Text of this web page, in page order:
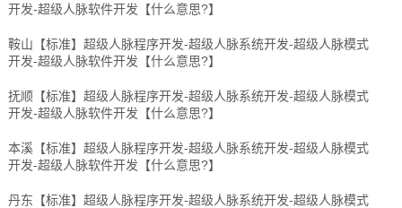
开发-超级人脉软件开发【什么意思?】
鞍山【标准】超级人脉程序开发-超级人脉系统开发-超级人脉模式
开发-超级人脉软件开发【什么意思?】
抚顺【标准】超级人脉程序开发-超级人脉系统开发-超级人脉模式
开发-超级人脉软件开发【什么意思?】
本溪【标准】超级人脉程序开发-超级人脉系统开发-超级人脉模式
开发-超级人脉软件开发【什么意思?】
丹东【标准】超级人脉程序开发-超级人脉系统开发-超级人脉模式